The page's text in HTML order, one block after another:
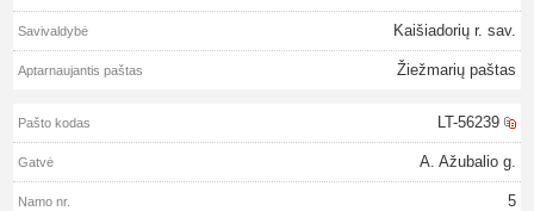
Kaišiadorių r. sav.
Žiežmarių paštas
LT-56239
A. Ažubalio g.
5